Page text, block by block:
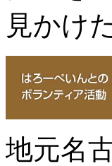
見かけ
地元名